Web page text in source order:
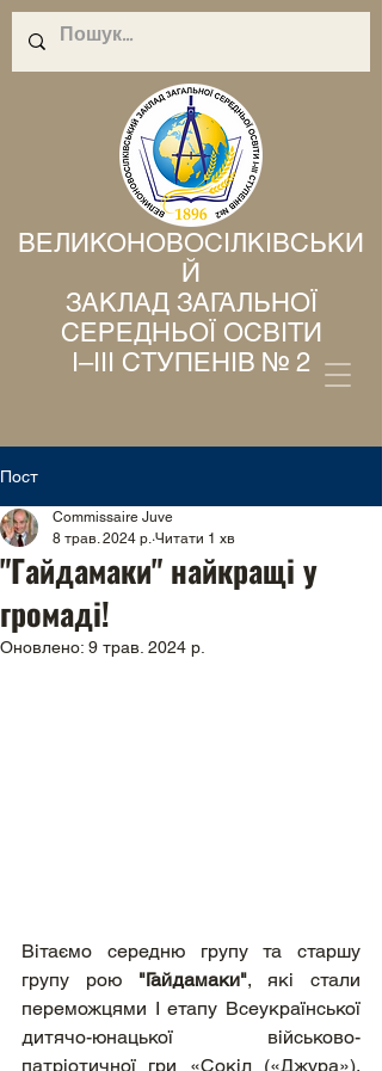
ВЕЛИКОНОВОСІЛКІВСЬКИ
Й
ЗАКЛАД ЗАГАЛЬНОЇ
СЕРЕДНЬОЇ ОСВІТИ
І–ІІІ СТУПЕНІВ № 2
Пост
"Гайдамаки" найкращі у
громаді!
Commissaire Juve
8 трав. 2024 р. Читати 1 хв
Оновлено: 9 трав. 2024 р.
Вітаємо середню групу та старшу
групу рою "Гайдамаки", які стали
переможцями І етапу Всеукраїнської
дитячо-юнацької військово-
патріотичної гри «Сокіл («Джура»),